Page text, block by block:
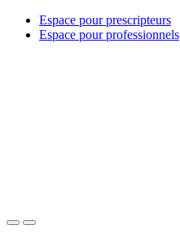
Espace pour prescripteurs
Espace pour professionnels